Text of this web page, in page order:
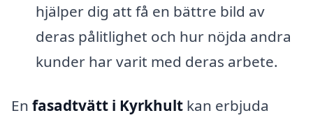
hjälper dig att få en bättre bild av
deras pålitlighet och hur nöjda andra
kunder har varit med deras arbete.
En fasadtvätt i Kyrkhult kan erbjuda